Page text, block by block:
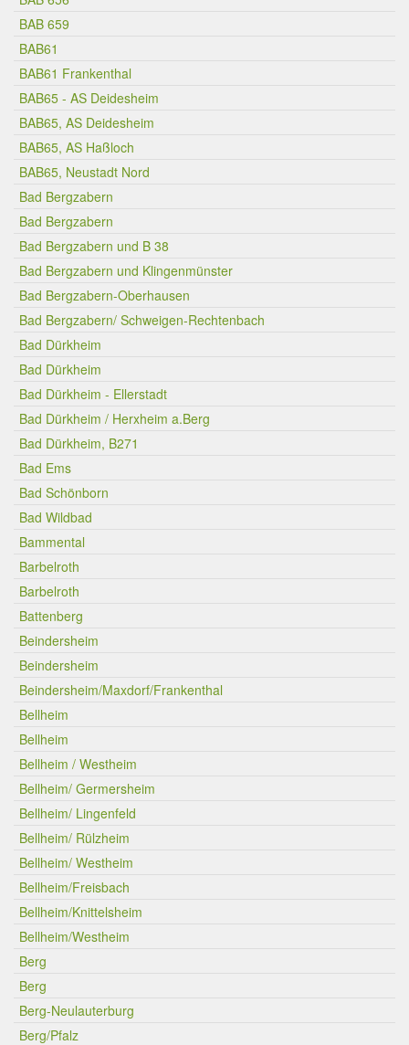
BAB 659
BAB61
BAB61 Frankenthal
BAB65 - AS Deidesheim
BAB65, AS Deidesheim
BAB65, AS Haßloch
BAB65, Neustadt Nord
Bad Bergzabern
Bad Bergzabern
Bad Bergzabern und B 38
Bad Bergzabern und Klingenmünster
Bad Bergzabern-Oberhausen
Bad Bergzabern/ Schweigen-Rechtenbach
Bad Dürkheim
Bad Dürkheim
Bad Dürkheim - Ellerstadt
Bad Dürkheim / Herxheim a.Berg
Bad Dürkheim, B271
Bad Ems
Bad Schönborn
Bad Wildbad
Bammental
Barbelroth
Barbelroth
Battenberg
Beindersheim
Beindersheim
Beindersheim/Maxdorf/Frankenthal
Bellheim
Bellheim
Bellheim / Westheim
Bellheim/ Germersheim
Bellheim/ Lingenfeld
Bellheim/ Rülzheim
Bellheim/ Westheim
Bellheim/Freisbach
Bellheim/Knittelsheim
Bellheim/Westheim
Berg
Berg
Berg-Neulauterburg
Berg/Pfalz